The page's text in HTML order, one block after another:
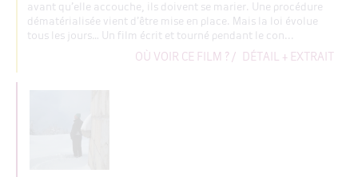
avant qu’elle accouche, ils doivent se marier. Une procédure
dématérialisée vient d’être mise en place. Mais la loi évolue
tous les jours… Un film écrit et tourné pendant le con...
OÙ VOIR CE FILM ? / DÉTAIL + EXTRAIT